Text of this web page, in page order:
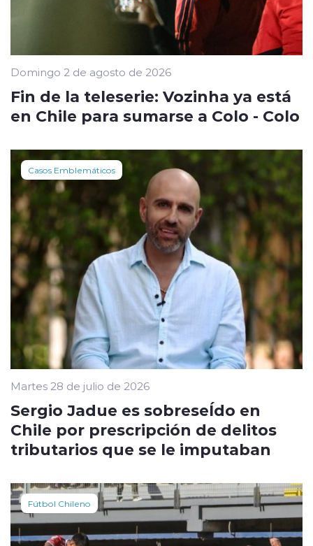
Domingo 2 de agosto de 2026
Fin de la teleserie: Vozinha ya está
en Chile para sumarse a Colo - Colo
Casos Emblemáticos
Martes 28 de julio de 2026
Sergio Jadue es sobreseÍdo en
Chile por prescripción de delitos
tributarios que se le imputaban
Fútbol Chileno